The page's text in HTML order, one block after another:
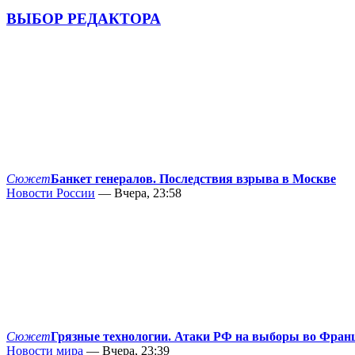
ВЫБОР РЕДАКТОРА
СюжетБанкет генералов. Последствия взрыва в Москве
Новости России — Вчера, 23:58
СюжетГрязные технологии. Атаки РФ на выборы во
Новости мира — Вчера, 23:39